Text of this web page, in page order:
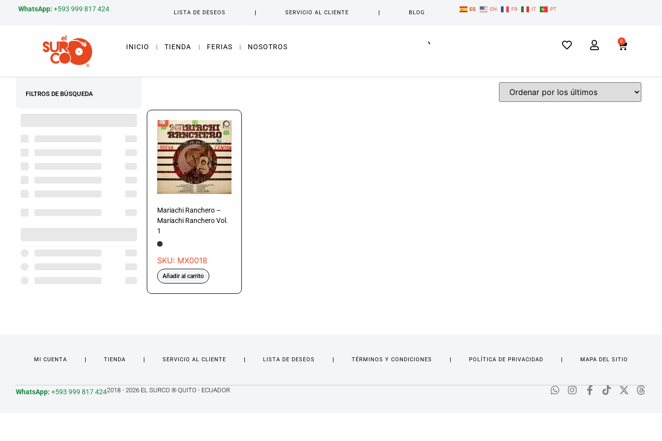
WhatsApp: +593 999 817 424 LISTA DE DESEOS SERVICIO AL CLIENTE BLOG
ES EN FR IT PT
INICIO TIENDA FERIAS NOSOTROS
0
FILTROS DE BÚSQUEDA
Mariachi Ranchero –
Mariachi Ranchero Vol.
1
SKU: MX0018
Añadir al carrito
MI CUENTA TIENDA SERVICIO AL CLIENTE LISTA DE DESEOS TÉRMINOS Y CONDICIONES POLÍTICA DE PRIVACIDAD MAPA DEL SITIO
WhatsApp: +593 999 817 4242018 - 2026 EL SURCO ® QUITO - ECUADOR